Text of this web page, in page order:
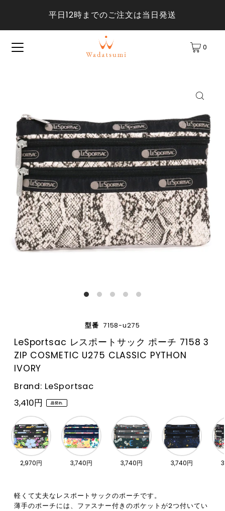
平日12時までのご注文は当日発送
0
型番 7158-u275
LeSportsac レスポートサック ポーチ 7158 3
ZIP COSMETIC U275 CLASSIC PYTHON
IVORY
Brand: LeSportsac
3,410円 品切れ
2,970円 3,740円 3,740円 3,740円
軽くて丈夫なレスポートサックのポーチです。
薄手のポーチには、ファスナー付きのポケットが2つ付いてい